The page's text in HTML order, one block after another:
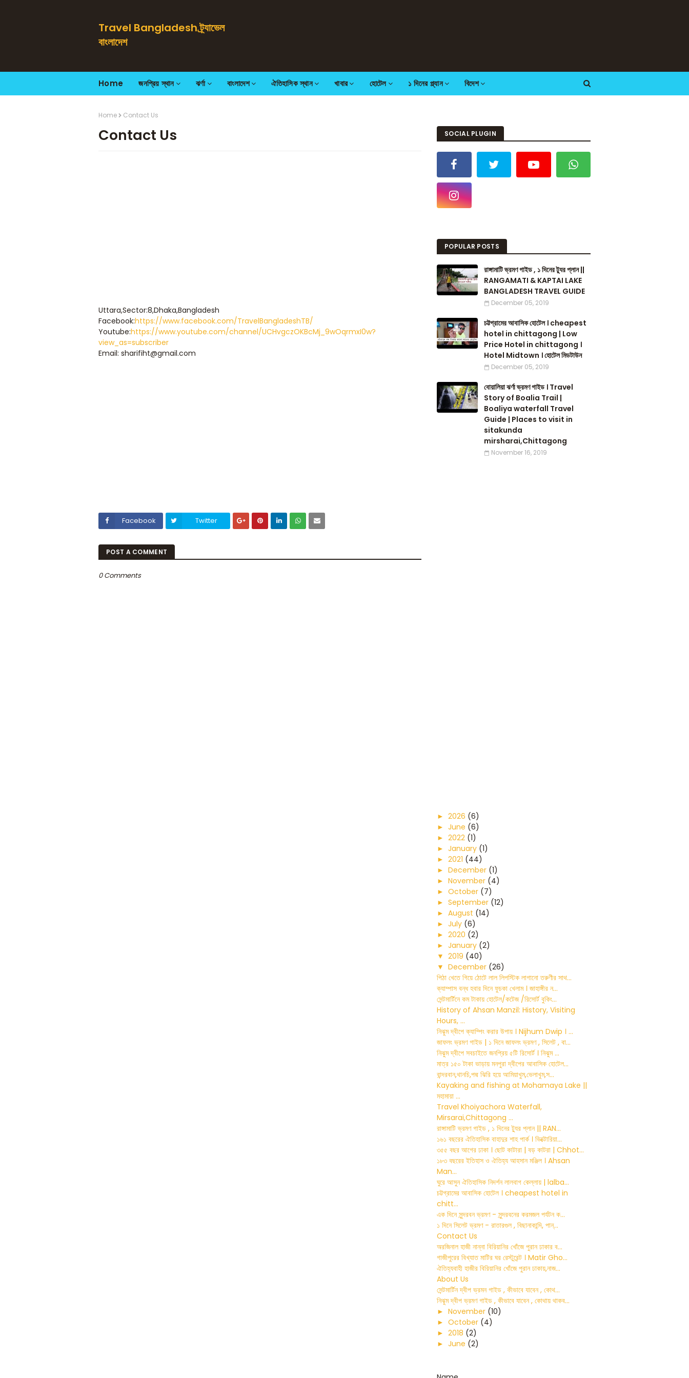
Travel Bangladesh ট্র্যাভেল
বাংলাদেশ
Home জনপ্রিয় স্থান ঝর্ণা বাংলাদেশ ঐতিহাসিক স্থান খাবার হোটেল ১ দিনের প্ল্যান বিদেশ
Home Contact Us
Contact Us
Uttara,Sector:8,Dhaka,Bangladesh
Facebook:https://www.facebook.com/TravelBangladeshTB/
Youtube:https://www.youtube.com/channel/UCHvgczOKBcMj_9wOqrmxI0w?
view_as=subscriber
Email: sharifiht@gmail.com
Facebook Twitter
POST A COMMENT
0 Comments
SOCIAL PLUGIN
POPULAR POSTS
রাঙ্গামাটি ভ্রমণ গাইড , ১ দিনের ট্যুর প্লান ||
RANGAMATI & KAPTAI LAKE
BANGLADESH TRAVEL GUIDE
December 05, 2019
চট্টগ্রামের আবাসিক হোটেল । cheapest
hotel in chittagong | Low
Price Hotel in chittagong ।
Hotel Midtown । হোটেল মিডটাউন
December 05, 2019
বোয়ালিয়া ঝর্ণা ভ্রমণ গাইড । Travel
Story of Boalia Trail |
Boaliya waterfall Travel
Guide | Places to visit in
sitakunda
mirsharai,Chittagong
November 16, 2019
► 2026 (6)
► June (6)
► 2022 (1)
► January (1)
► 2021 (44)
► December (1)
► November (4)
► October (7)
► September (12)
► August (14)
► July (6)
► 2020 (2)
► January (2)
▼ 2019 (40)
▼ December (26)
পিঠা খেতে গিয়ে ঠোটে লাল লিপস্টিক লাগানো তরুণীর সাথ...
ক্যাম্পাস বন্ধ হবার দিনে ফুচকা খেলাম । জাহাঙ্গীর ন...
সেন্টমার্টিনে কম টাকায় হোটেল/কটেজ /রিসোর্ট বুকিং...
History of Ahsan Manzil: History, Visiting
Hours, ...
নিঝুম দ্বীপে ক্যাম্পিং করার উপায় । Nijhum Dwip । ...
জাফলং ভ্রমণ গাইড | ১ দিনে জাফলং ভ্রমণ , সিলেট , বা...
নিঝুম দ্বীপে সবচাইতে জনপ্রিয় ৫টি রিসোর্ট । নিঝুম ...
মাত্র ১৫০ টাকা ভাড়ায় মনপুরা দ্বীপের আবাসিক হোটেল...
বান্দরবান,থানচি,পদ্ম ঝিরি হয়ে আমিয়াখুম,ভেলাখুম,স...
Kayaking and fishing at Mohamaya Lake ||
মহামায়া ...
Travel Khoiyachora Waterfall,
Mirsarai,Chittagong ...
রাঙ্গামাটি ভ্রমণ গাইড , ১ দিনের ট্যুর প্লান || RAN...
১৬১ বছরের ঐতিহাসিক বাহাদুর শাহ পার্ক । ভিক্টোরিয়া...
৩৫৫ বছর আগের ঢাকা । ছোট কাটারা | বড় কাটরা | Chhot...
১৮৩ বছরের ইতিহাস ও ঐতিহ্য আহসান মঞ্জিল । Ahsan
Man...
ঘুরে আসুন ঐতিহাসিক নিদর্শন লালবাগ কেল্লায় | lalba...
চট্টগ্রামের আবাসিক হোটেল । cheapest hotel in
chitt...
এক দিনে সুন্দরবন ভ্রমণ - সুন্দরবনের করমজল পর্যটন ক...
১ দিনে সিলেট ভ্রমণ - রাতারগুল , বিছানাকান্দি, পান্...
Contact Us
অরজিনাল হাজী নান্না বিরিয়ানির খোঁজে পুরান ঢাকার ব...
গাজীপুরের বিখ্যাত মাটির ঘর রেস্টুরেন্ট । Matir Gho...
ঐতিহ্যবাহী হাজীর বিরিয়ানির খোঁজে পুরান ঢাকায়,নাজ...
About Us
সেন্টমার্টিন দ্বীপ ভ্রমন গাইড , কীভাবে যাবেন , কোথ...
নিঝুম দ্বীপ ভ্রমণ গাইড , কীভাবে যাবেন , কোথায় থাকব...
► November (10)
► October (4)
► 2018 (2)
► June (2)